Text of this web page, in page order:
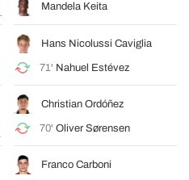
Mandela Keita
Hans Nicolussi Caviglia
71' Nahuel Estévez
Christian Ordóñez
70' Oliver Sørensen
Franco Carboni